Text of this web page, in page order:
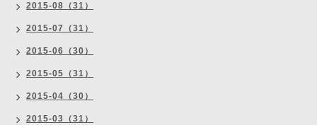
2015-08（31）
2015-07（31）
2015-06（30）
2015-05（31）
2015-04（30）
2015-03（31）